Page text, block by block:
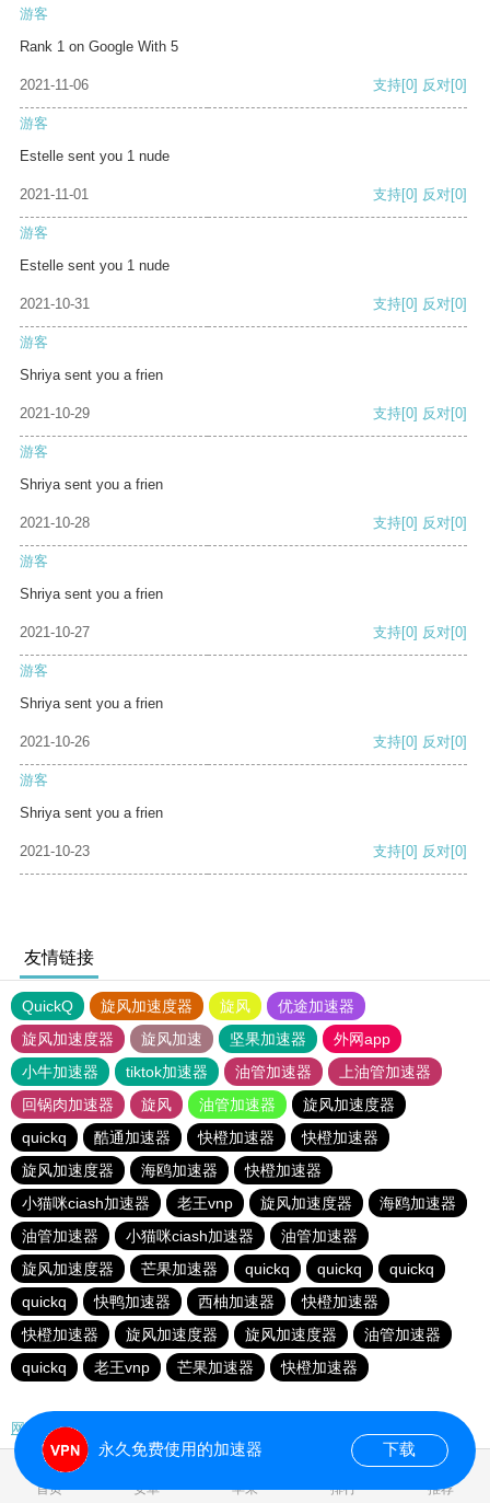
游客
Rank 1 on Google With 5
2021-11-06 支持[0] 反对[0]
游客
Estelle sent you 1 nude
2021-11-01 支持[0] 反对[0]
游客
Estelle sent you 1 nude
2021-10-31 支持[0] 反对[0]
游客
Shriya sent you a frien
2021-10-29 支持[0] 反对[0]
游客
Shriya sent you a frien
2021-10-28 支持[0] 反对[0]
游客
Shriya sent you a frien
2021-10-27 支持[0] 反对[0]
游客
Shriya sent you a frien
2021-10-26 支持[0] 反对[0]
游客
Shriya sent you a frien
2021-10-23 支持[0] 反对[0]
友情链接
QuickQ 旋风加速度器 旋风
优途加速器
旋风加速度器
旋风加速 坚果加速器
外网app
小牛加速器
tiktok加速器 油管加速器
上油管加速器
回锅肉加速器
旋风 油管加速器
旋风加速度器
quickq
酷通加速器 快橙加速器
快橙加速器
旋风加速度器
海鸥加速器
快橙加速器
小猫咪ciash加速器
老王vnp 旋风加速度器
海鸥加速器
油管加速器
小猫咪ciash加速器
油管加速器
旋风加速度器
芒果加速器 quickq quickq
quickq
quickq
快鸭加速器 西柚加速器
快橙加速器
快橙加速器
旋风加速度器 旋风加速度器
油管加速器
quickq
老王vnp 芒果加速器 快橙加速器
网站地图
首页 安卓 苹果 排行 推荐
永久免费使用的加速器 下载
0.133157s